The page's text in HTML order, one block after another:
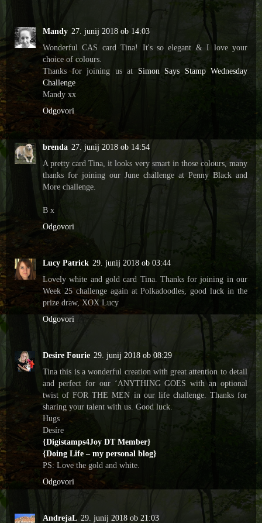
Mandy 27. junij 2018 ob 14:03
Wonderful CAS card Tina! It's so elegant & I love your
choice of colours.
Thanks for joining us at Simon Says Stamp Wednesday
Challenge
Mandy xx
Odgovori
brenda 27. junij 2018 ob 14:54
A pretty card Tina, it looks very smart in those colours, many
thanks for joining our June challenge at Penny Black and
More challenge.
B x
Odgovori
Lucy Patrick 29. junij 2018 ob 03:44
Lovely white and gold card Tina. Thanks for joining in our
Week 25 challenge again at Polkadoodles, good luck in the
prize draw, XOX Lucy
Odgovori
Desire Fourie 29. junij 2018 ob 08:29
Tina this is a wonderful creation with great attention to detail
and perfect for our ‘ANYTHING GOES with an optional
twist of FOR THE MEN in our life challenge. Thanks for
sharing your talent with us. Good luck.
Hugs
Desíre
{Digistamps4Joy DT Member}
{Doing Life – my personal blog}
PS: Love the gold and white.
Odgovori
AndrejaL 29. junij 2018 ob 21:03